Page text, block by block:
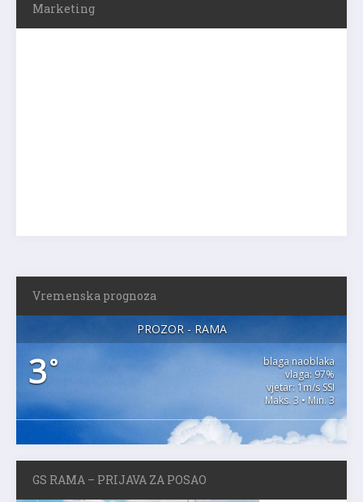
Marketing
Vremenska prognoza
PROZOR - RAMA
3°
blaga naoblaka
vlaga: 97%
vjetar: 1m/s SSI
Maks. 3 • Min. 3
GS RAMA – PRIJAVA ZA POSAO